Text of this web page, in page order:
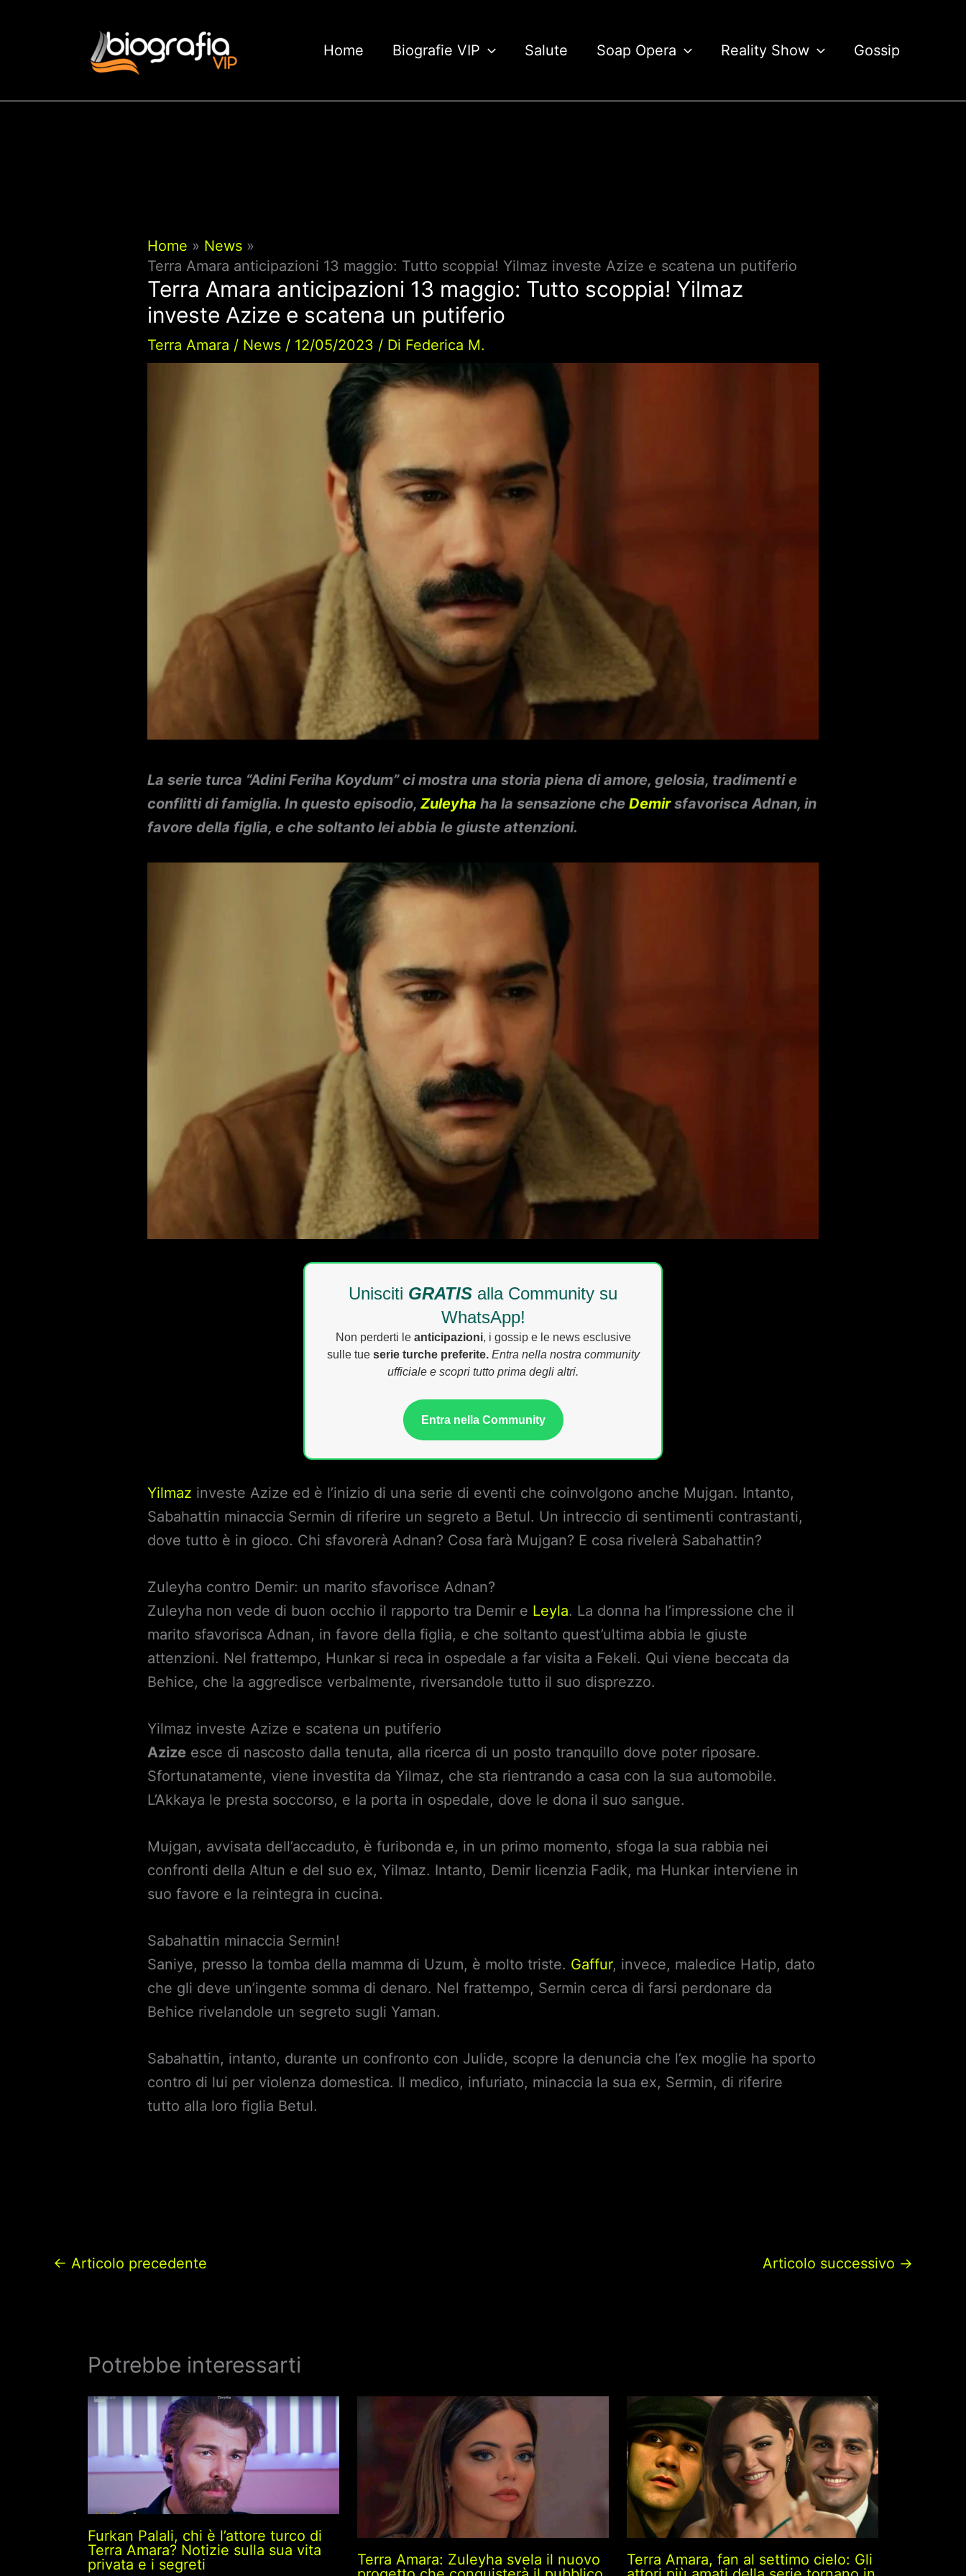
Home Biografie VIP Salute Soap Opera Reality Show Gossip
Home
News
Terra Amara anticipazioni 13 maggio: Tutto scoppia! Yilmaz investe Azize e scatena un putiferio
Terra Amara anticipazioni 13 maggio: Tutto scoppia! Yilmaz
investe Azize e scatena un putiferio
Terra Amara / News / 12/05/2023 / Di Federica M.
La serie turca “Adini Feriha Koydum” ci mostra una storia piena di amore, gelosia, tradimenti e
conflitti di famiglia. In questo episodio,Zuleyha ha la sensazione cheDemirsfavorisca Adnan, in
favore della figlia, e che soltanto lei abbia le giuste attenzioni.
Unisciti GRATIS alla Community su
WhatsApp!
Non perderti le anticipazioni, i gossip e le news esclusive
sulle tue serie turche preferite. Entra nella nostra community
ufficiale e scopri tutto prima degli altri.
Entra nella Community
Yilmaz investe Azize ed è l’inizio di una serie di eventi che coinvolgono anche Mujgan. Intanto,
Sabahattin minaccia Sermin di riferire un segreto a Betul. Un intreccio di sentimenti contrastanti,
dove tutto è in gioco. Chi sfavorerà Adnan? Cosa farà Mujgan? E cosa rivelerà Sabahattin?
Zuleyha contro Demir: un marito sfavorisce Adnan?
Zuleyha non vede di buon occhio il rapporto tra Demir e Leyla. La donna ha l’impressione che il
marito sfavorisca Adnan, in favore della figlia, e che soltanto quest’ultima abbia le giuste
attenzioni. Nel frattempo, Hunkar si reca in ospedale a far visita a Fekeli. Qui viene beccata da
Behice, che la aggredisce verbalmente, riversandole tutto il suo disprezzo.
Yilmaz investe Azize e scatena un putiferio
Azize esce di nascosto dalla tenuta, alla ricerca di un posto tranquillo dove poter riposare.
Sfortunatamente, viene investita da Yilmaz, che sta rientrando a casa con la sua automobile.
L’Akkaya le presta soccorso, e la porta in ospedale, dove le dona il suo sangue.
Mujgan, avvisata dell’accaduto, è furibonda e, in un primo momento, sfoga la sua rabbia nei
confronti della Altun e del suo ex, Yilmaz. Intanto, Demir licenzia Fadik, ma Hunkar interviene in
suo favore e la reintegra in cucina.
Sabahattin minaccia Sermin!
Saniye, presso la tomba della mamma di Uzum, è molto triste. Gaffur, invece, maledice Hatip, dato
che gli deve un’ingente somma di denaro. Nel frattempo, Sermin cerca di farsi perdonare da
Behice rivelandole un segreto sugli Yaman.
Sabahattin, intanto, durante un confronto con Julide, scopre la denuncia che l’ex moglie ha sporto
contro di lui per violenza domestica. Il medico, infuriato, minaccia la sua ex, Sermin, di riferire
tutto alla loro figlia Betul.
← Articolo precedente Articolo successivo →
Potrebbe interessarti
Furkan Palali, chi è l’attore turco di
Terra Amara? Notizie sulla sua vita
privata e i segreti
Terra Amara: Zuleyha svela il nuovo
Terra Amara, fan al settimo cielo: Gli